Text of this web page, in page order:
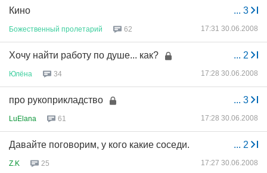
... 3
Кино
Божественный пролетарий 62 17:31 30.06.2008
... 2
Хочу найти работу по душе... как?
Юлёна 34 17:28 30.06.2008
... 3
про рукоприкладство
LuElana 61 17:28 30.06.2008
... 2
Давайте поговорим, у кого какие соседи.
Z.K 25 17:27 30.06.2008